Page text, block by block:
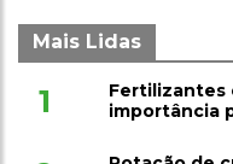
Mais Lidas
1
Fertilizantes
importância